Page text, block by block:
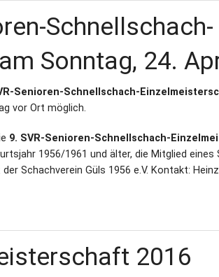
Schnellschach-
Sonntag, 24.
Senioren-Schnellschach-
vor Ort möglich.
9. SVR-Senioren-Schnellschach-
1956/1961 und älter, die Mitglied eines
Schachverein Güls 1956 e.V. Kontakt:
2016